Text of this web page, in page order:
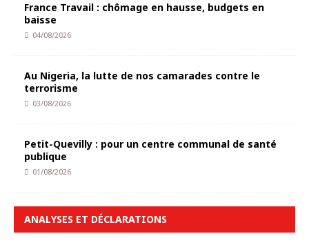
France Travail : chômage en hausse, budgets en
baisse
04/08/2026
Au Nigeria, la lutte de nos camarades contre le
terrorisme
03/08/2026
Petit-Quevilly : pour un centre communal de santé
publique
01/08/2026
ANALYSES ET DÉCLARATIONS